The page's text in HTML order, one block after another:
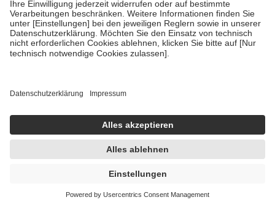
• Untersuchungen zur Vorsorge und Früherkennung, die von der
GKV getragen werden
• empfohlenen Schutzimpfungen
• Harn- und Blutteststreifen
getroffen, um sicherzustellen, dass es sich um echte Bewertungen
https://help.etrusted.com/hc/de/articles/4419944605341
Einige Bilder und Inhalte wurden unter Zuhilfenahme künstlicher